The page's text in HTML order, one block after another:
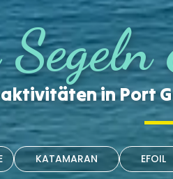
in Port
KATAMARAN EFOIL